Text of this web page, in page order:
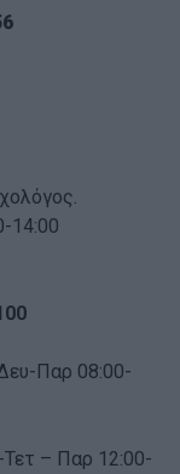
14:00
Παρ 08:00-
– Παρ 12:00-